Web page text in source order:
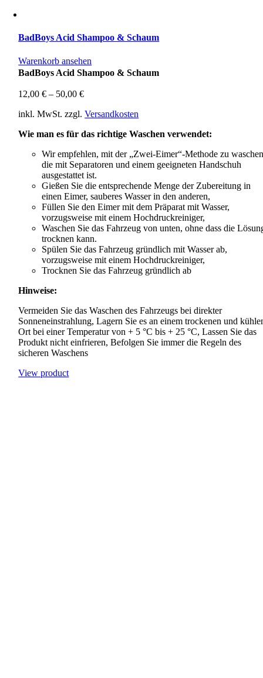
BadBoys Acid Shampoo & Schaum
Warenkorb ansehen
BadBoys Acid Shampoo & Schaum
12,00€ – 50,00€
inkl. MwSt. zzgl.Versandkosten
Wie man es für das richtige Waschen verwendet:
Wir empfehlen, mit der „Zwei-Eimer“-Methode zu
die mit Separatoren und einem geeigneten Handschuh
ausgestattet ist.
Gießen Sie die entsprechende Menge der Zubereitung in
einen Eimer, sauberes Wasser in den anderen,
Füllen Sie den Eimer mit dem Präparat mit Wasser,
vorzugsweise mit einem Hochdruckreiniger,
Waschen Sie das Fahrzeug von unten, ohne dass die
trocknen kann.
Spülen Sie das Fahrzeug gründlich mit Wasser ab,
vorzugsweise mit einem Hochdruckreiniger,
Trocknen Sie das Fahrzeug gründlich ab
Hinweise:
Vermeiden Sie das Waschen des Fahrzeugs bei direkter
Sonneneinstrahlung, Lagern Sie es an einem trockenen und
Ort bei einer Temperatur von + 5 °C bis + 25 °C, Lassen Sie das
Produkt nicht einfrieren, Befolgen Sie immer die Regeln des
sicheren Waschens
View product